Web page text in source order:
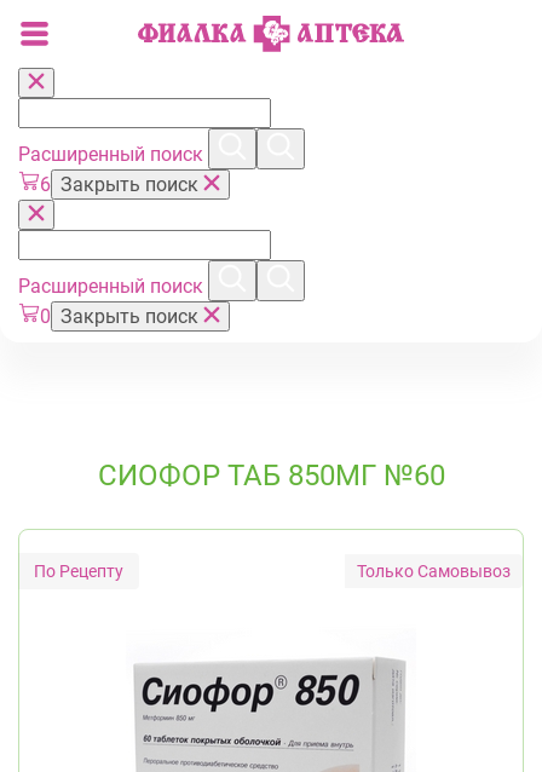
Расширенный поиск
6 Закрыть поиск
Расширенный поиск
0 Закрыть поиск
СИОФОР ТАБ 850МГ №60
Только Самовывоз